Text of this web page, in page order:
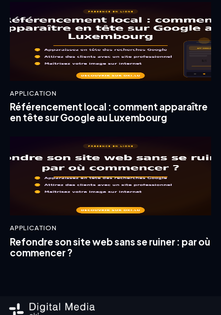
APPLICATION
Référencement local : comment apparaître
en tête sur Google au Luxembourg
APPLICATION
Refondre son site web sans se ruiner : par où
commencer ?